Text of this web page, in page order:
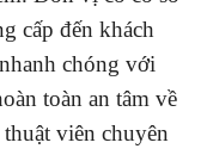
cấp đến khách
chóng với
toàn an tâm về
viên chuyên